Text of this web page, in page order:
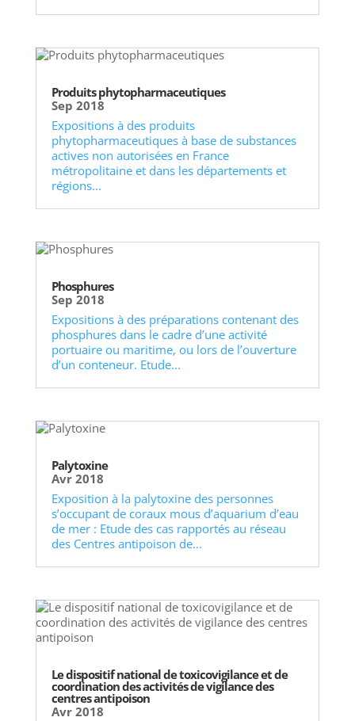
Produits phytopharmaceutiques
Sep 2018
Expositions à des produits
phytopharmaceutiques à base de substances
actives non autorisées en France
métropolitaine et dans les départements et
régions...
Phosphures
Sep 2018
Expositions à des préparations contenant des
phosphures dans le cadre d’une activité
portuaire ou maritime, ou lors de l’ouverture
d’un conteneur. Etude...
Palytoxine
Avr 2018
Exposition à la palytoxine des personnes
s’occupant de coraux mous d’aquarium d’eau
de mer : Etude des cas rapportés au réseau
des Centres antipoison de...
Le dispositif national de toxicovigilance et de
coordination des activités de vigilance des
centres antipoison
Avr 2018